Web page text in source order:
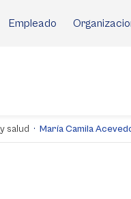
Empleado
salud María Camila